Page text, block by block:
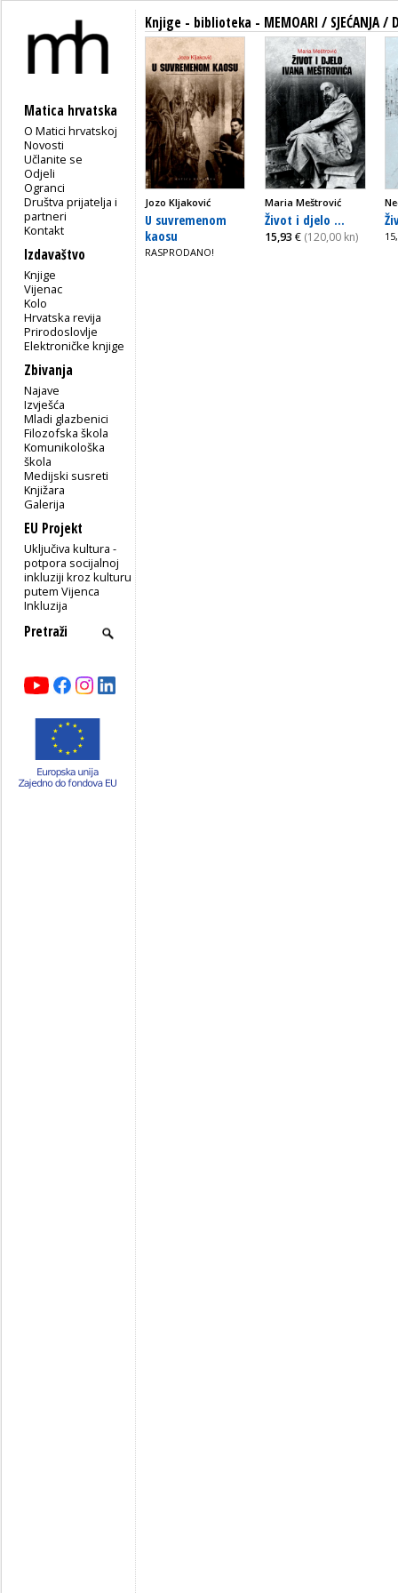
Matica hrvatska
O Matici hrvatskoj
Novosti
Učlanite se
Odjeli
Ogranci
Društva prijatelja i
partneri
Kontakt
Izdavaštvo
Knjige
Vijenac
Kolo
Hrvatska revija
Prirodoslovlje
Elektroničke knjige
Zbivanja
Najave
Izvješća
Mladi glazbenici
Filozofska škola
Komunikološka
škola
Medijski susreti
Knjižara
Galerija
EU Projekt
Uključiva kultura -
potpora socijalnoj
inkluziji kroz kulturu
putem Vijenca
Inkluzija
Knjige - biblioteka - MEMOARI / SJEĆANJA /
Jozo Kljaković
U suvremenom
kaosu
RASPRODANO!
Maria Meštrović
Život i djelo ...
15,93 € (120,00 kn)